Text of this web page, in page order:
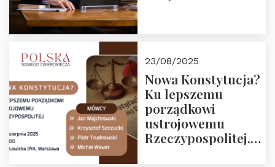
23/08/2025
Nowa Konstytucja?
Ku lepszemu
porządkowi
ustrojowemu
Rzeczypospolitej.